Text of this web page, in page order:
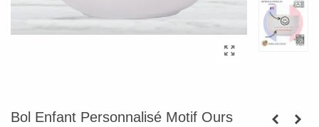
Bol Enfant Personnalisé Motif Ours